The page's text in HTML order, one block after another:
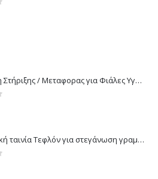
OEM Βάση Στήριξης / Μεταφορας για Φιάλες Υγραερίου 10 kg & 13 kg με ροδάκια
Facot Ειδική ταινία Τεφλόν για στεγάνωση γραμμών αερίου 12m